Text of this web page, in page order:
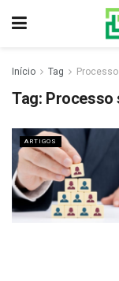
Início Tag
Tag: Processo
ARTIGOS